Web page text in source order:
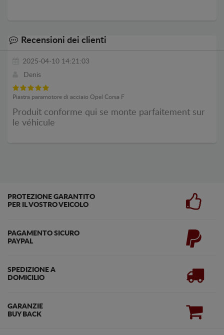
Recensioni dei clienti
2025-04-10 14:21:03
Denis
Piastra paramotore di acciaio Opel Corsa F
Produit conforme qui se monte parfaitement sur
le véhicule
PROTEZIONE GARANTITO
PER IL VOSTRO VEICOLO
PAGAMENTO SICURO
PAYPAL
SPEDIZIONE A
DOMICILIO
GARANZIE
BUY BACK